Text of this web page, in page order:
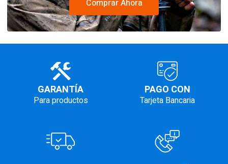
Comprar Ahora
GARANTÍA
Para productos
PAGO CON
Tarjeta Bancaria